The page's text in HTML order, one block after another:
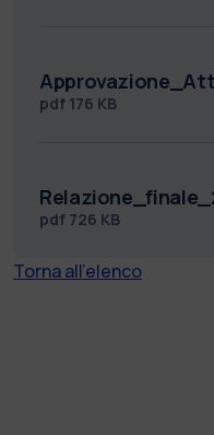
pdf 176 KB
pdf 726 KB
Torna all'elenco